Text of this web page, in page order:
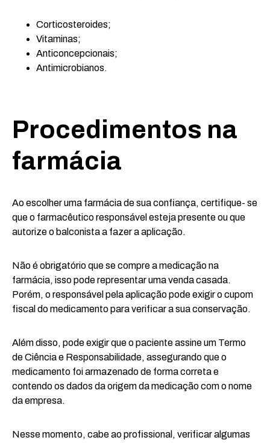
Corticosteroides;
Vitaminas;
Anticoncepcionais;
Antimicrobianos.
Procedimentos na
farmácia
Ao escolher uma farmácia de sua confiança, certifique- se
que o farmacêutico responsável esteja presente ou que
autorize o balconista a fazer a aplicação.
Não é obrigatório que se compre a medicação na
farmácia, isso pode representar uma venda casada.
Porém, o responsável pela aplicação pode exigir o cupom
fiscal do medicamento para verificar a sua conservação.
Além disso, pode exigir que o paciente assine um Termo
de Ciência e Responsabilidade, assegurando que o
medicamento foi armazenado de forma correta e
contendo os dados da origem da medicação com o nome
da empresa.
Nesse momento, cabe ao profissional, verificar algumas